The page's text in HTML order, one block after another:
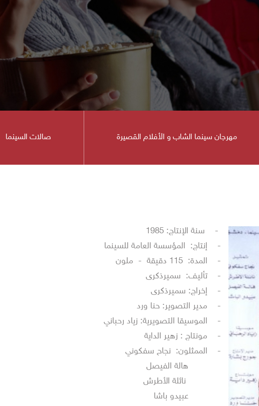
في دورته
مهرجان سينما الشاب و الأفلام القصيرة صالات السينما
- سنة الإنتاج: 1985
- إنتاج: المؤسسة العامة للسينما
- المدة: 115 دقيقة - ملون
- تأليف: سميرذكرى
- إخراج: سميرذكرى
- مدير التصوير: حنا ورد
- الموسيقا التصويرية: زياد رحباني
- مونتاج : زهير الداية
- الممثلون: نجاح سفكوني
هالة الفيصل
نائلة الأطرش
عبيدو باشا